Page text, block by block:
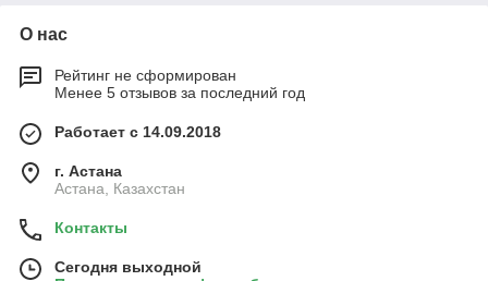
О нас
Рейтинг не сформирован
Менее 5 отзывов за последний год
Работает с 14.09.2018
г. Астана
Астана, Казахстан
Контакты
Сегодня выходной